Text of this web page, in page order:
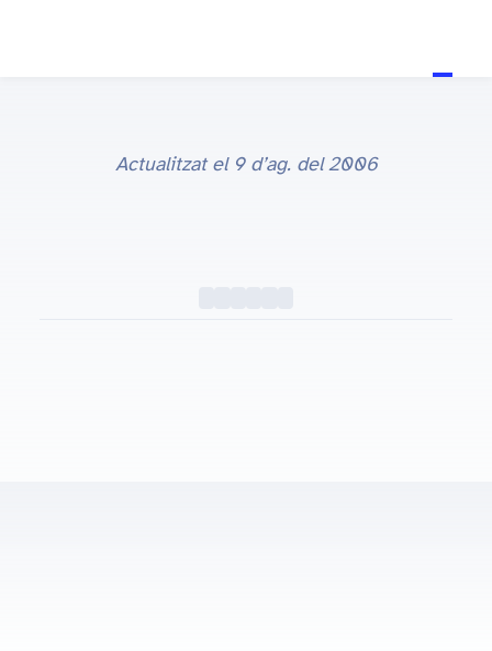
Actualitzat el 9 d’ag. del 2006